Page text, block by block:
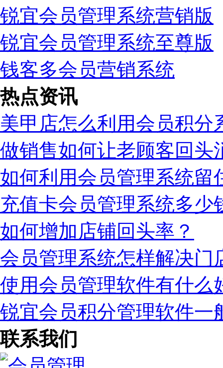
锐宜会员管理系统营销版
锐宜会员管理系统至尊版
钱客多会员营销系统
热点资讯
美甲店怎么利用会员积分
做销售如何让老顾客回头
如何利用会员管理系统留
充值卡会员管理系统多少
如何增加店铺回头率？
会员管理系统怎样解决门
使用会员管理软件有什么
锐宜会员积分管理软件一
联系我们